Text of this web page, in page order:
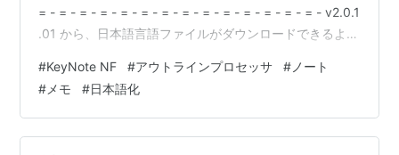
= - = - = - = - = - = - = - = - = - = - = - = - = - = - v2.0.1
.01 から、日本語言語ファイルがダウンロードできるよう
照。
#KeyNote NF #アウトラインプロセッサ # ノート
# メモ #日本語化